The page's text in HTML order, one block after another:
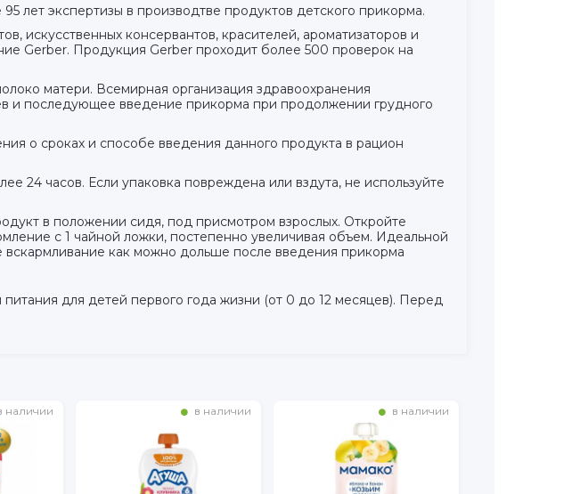
лет экспертизы в производтве продуктов детского прикорма.
искусственных консервантов, красителей, ароматизаторов и
Gerber. Продукция Gerber проходит более 500 проверок на
матери. Всемирная организация здравоохранения
и последующее введение прикорма при продолжении грудного
о сроках и способе введения данного продукта в рацион
24 часов. Если упаковка повреждена или вздута, не используйте
в положении сидя, под присмотром взрослых. Откройте
с 1 чайной ложки, постепенно увеличивая объем. Идеальной
как можно дольше после введения прикорма
для детей первого года жизни (от 0 до 12 месяцев). Перед
наличии в наличии в наличии